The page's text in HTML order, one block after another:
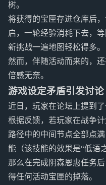
树。
将获得的宝匣存进仓库后
启，一轮经验消耗下去，
新挑战一遍地图轻松得多。
然而，伴随活动而来的，
倍感无奈。
游戏设定矛盾引发讨论
近日，玩家在论坛上提到了
根据反馈，若玩家在战争
路径中的中间节点全部点
能（该技能的效果是“低语
那么在完成阴森恩惠任务
得任何活动宝匣的掉落。